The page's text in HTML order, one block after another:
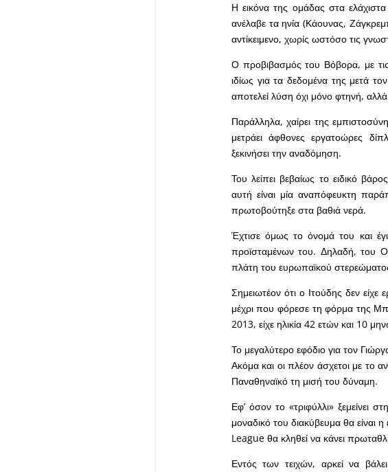
Η εικόνα της ομάδας στα
ανέλαβε τα ηνία (Κάουνας,
αντίκειμενο, χωρίς ωστόσο τις
Ο προβιβασμός του Βόβορα, με τις
ιδίως για τα δεδομένα της μετά
αποτελεί λύση όχι μόνο φτηνή, αλλά
Παράλληλα, χαίρει της
μετράει άφθονες εργατοώρες
ξεκινήσει την αναδόμηση.
Του λείπει βεβαίως το ειδικό
αυτή είναι μία αναπόφευκτη
πρωτοβούτηξε στα βαθιά νερά.
Έχτισε όμως το όνομά του και
προϊσταμένων του. Δηλαδή, του
πλάτη του ευρωπαϊκού
Σημειωτέον ότι ο Ιτούδης δεν
μέχρι που φόρεσε τη φόρμα της
2013, είχε ηλικία 42 ετών και 10
Το μεγαλύτερο εφόδιο για τον
Ακόμα και οι πλέον άσχετοι με το
Παναθηναϊκό τη μισή του δύναμη.
Εφ’ όσον το «τριφύλλι»
μοναδικό του διακύβευμα θα
League θα κληθεί να κάνει
Εντός των τειχών, αρκεί να